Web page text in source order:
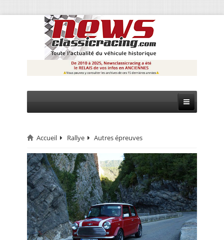
CIRCUIT
RALLYE
MONTAGNE
EVÈNEMENTS
CALENDRIER
Accueil Rallye Autres épreuves